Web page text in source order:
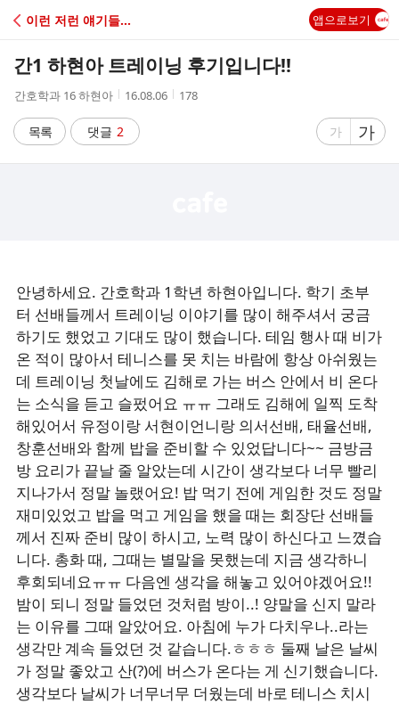
C
A
이런 저런 얘기들... 앱으로보기
간1 하현아 트레이닝 후기입니다!!
작
자
간호학과 16 하현아
작
시
간
16.08.06
조
178
목록 댓글 2
글
가
글
자
가
안녕하세요. 간호학과 1학년 하현아입니다. 학기 초부
터 선배들께서 트레이닝 이야기를 많이 해주셔서 궁금
하기도 했었고 기대도 많이 했습니다. 테임 행사 때 비가
온 적이 많아서 테니스를 못 치는 바람에 항상 아쉬웠는
데 트레이닝 첫날에도 김해로 가는 버스 안에서 비 온다
는 소식을 듣고 슬펐어요 ㅠㅠ 그래도 김해에 일찍 도착
해있어서 유정이랑 서현이언니랑 의서선배, 태율선배,
창훈선배와 함께 밥을 준비할 수 있었답니다~~ 금방금
방 요리가 끝날 줄 알았는데 시간이 생각보다 너무 빨리
지나가서 정말 놀랬어요! 밥 먹기 전에 게임한 것도 정말
재미있었고 밥을 먹고 게임을 했을 때는 회장단 선배들
께서 진짜 준비 많이 하시고, 노력 많이 하신다고 느꼈습
니다. 총화 때, 그때는 별말을 못했는데 지금 생각하니
후회되네요ㅠㅠ 다음엔 생각을 해놓고 있어야겠어요!!
밤이 되니 정말 들었던 것처럼 방이..! 양말을 신지 말라
는 이유를 그때 알았어요. 아침에 누가 다치우나..라는
생각만 계속 들었던 것 같습니다.ㅎㅎㅎ 둘째 날은 날씨
가 정말 좋았고 산(?)에 버스가 온다는 게 신기했습니다.
생각보다 날씨가 너무너무 더웠는데 바로 테니스 치시